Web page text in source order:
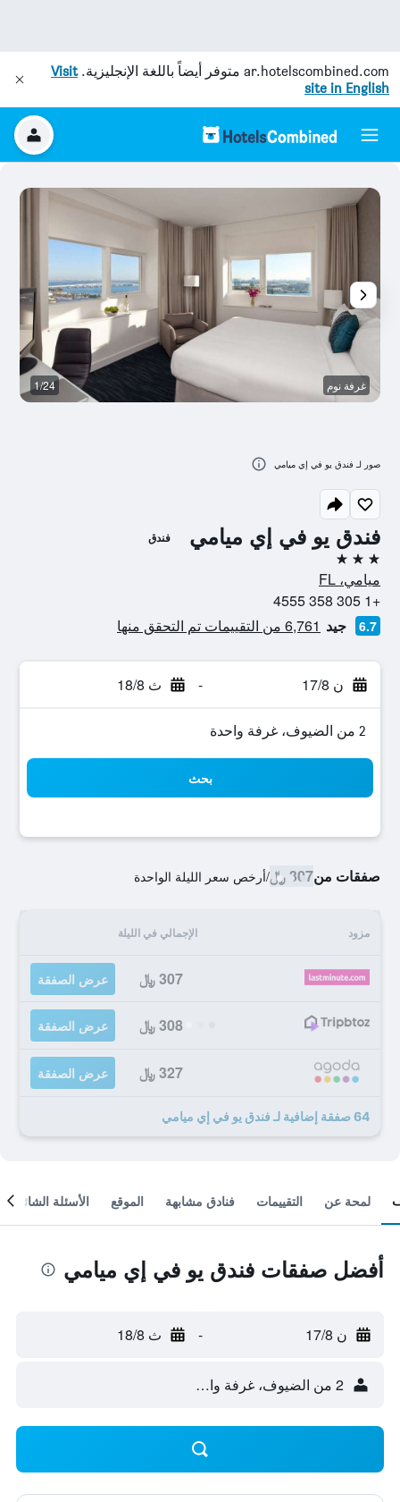
ar.hotelscombined.com متوفر أيضاً باللغة الإنجليزية.Visit
site in English
فندق يو في إي ميامي فندق
3 نجوم
ميامي، FL
+1 305 358 4555
6.7 جيد 6,761 من التقييمات تم التحقق منها
ن 17/8 - ث 18/8
2 من الضيوف، غرفة واحدة
بحث
صفقات من307 ﷼ /أرخص سعر الليلة الواحدة
مزود الإجمالي في الليلة
307 ﷼ عرض الصفقة
308 ﷼ عرض الصفقة
327 ﷼ عرض الصفقة
64 صفقة إضافية لـ فندق يو في إي ميامي
غرفة نوم 1/24
صور لـ فندق يو في إي ميامي
لمحة عن التقييمات فنادق مشابهة الموقع الأسئلة الشائعة
أفضل صفقات فندق يو في إي ميامي
ن 17/8 - ث 18/8
2 من الضيوف، غرفة واحدة